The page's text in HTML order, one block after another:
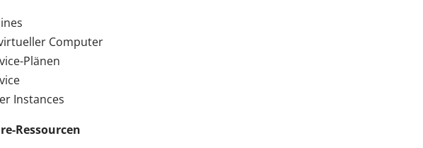
Computer
Plänen
Instances
Ressourcen